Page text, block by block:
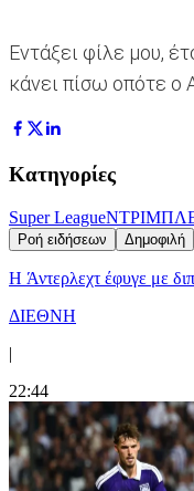
Εντάξει φίλε μου,
κάνει πίσω οπότε ο
Κατηγορίες
Super League
Ροή ειδήσεων Δημοφιλή
H Άντερλεχτ έφυγε με
ΔΙΕΘΝΗ
|
22:44